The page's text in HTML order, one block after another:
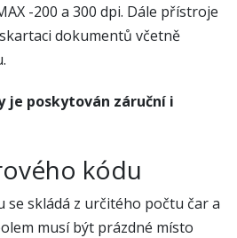
-200 a 300 dpi. Dále přístroje
dokumentů včetně
je poskytován záruční i
kódu
se skládá z určitého počtu čar a
musí být prázdné místo